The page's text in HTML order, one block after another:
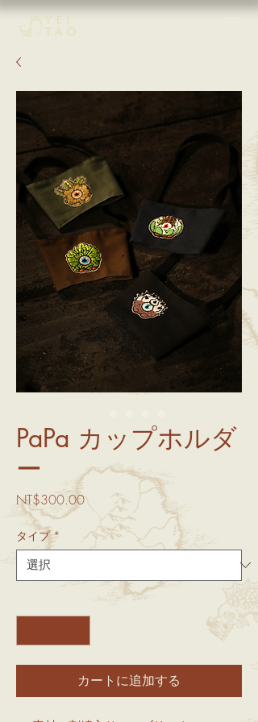
PaPa カップホルダ
ー
NT$300.00価
タイプ *
カートに追加する